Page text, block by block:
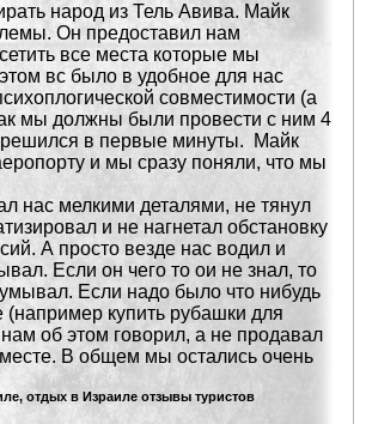
народ из Тель Авива. Майк
Он предоставил нам
все места которые мы
вс было в удобное для нас
совместимости (а
мы должны были провести с ним 4
решился в первые минуты. Майк
и мы сразу поняли, что мы
нас мелкими деталями, не тянул
и не нагнетал обстановку
А просто везде нас водил и
Если он чего то ои не знал, то
Если надо было что нибудь
(например купить рубашки для
об этом говорил, а не продавал
В общем мы остались очень
отдых в Израиле отзывы туристов